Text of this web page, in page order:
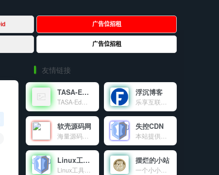
友情链接
TASA-Ed官网
TASA-Ed工作室官网！
浮沉博客
乐享互联网资源及IT技术的个人博客
软壳源码网
海量源码、程序软件、技术资源共享
失控CDN
本站提供的免费公益CDN
Linux工具箱
Linux工具箱是一个功能强大的Linux系统管理工具，提供系统优化、虚拟内存管理、DNS配置、软件源更换等多种功能，让Linux服务器管理变得简单高效。
摆烂的小站
一个小小的世界